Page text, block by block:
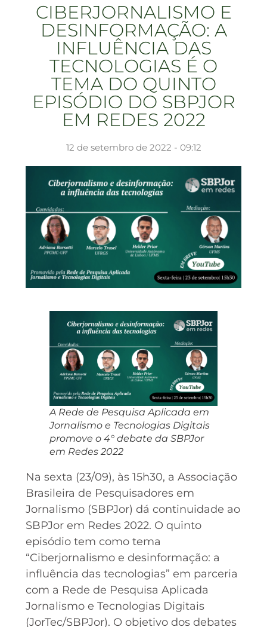
CIBERJORNALISMO E
DESINFORMAÇÃO: A
INFLUÊNCIA DAS
TECNOLOGIAS É O
TEMA DO QUINTO
EPISÓDIO DO SBPJOR
EM REDES 2022
12 de setembro de 2022 - 09:12
A Rede de Pesquisa Aplicada em
Jornalismo e Tecnologias Digitais
promove o 4° debate da SBPJor
em Redes 2022
Na sexta (23/09), às 15h30, a Associação
Brasileira de Pesquisadores em
Jornalismo (SBPJor) dá continuidade ao
SBPJor em Redes 2022. O quinto
episódio tem como tema
“Ciberjornalismo e desinformação: a
influência das tecnologias” em parceria
com a Rede de Pesquisa Aplicada
Jornalismo e Tecnologias Digitais
(JorTec/SBPJor). O objetivo dos debates